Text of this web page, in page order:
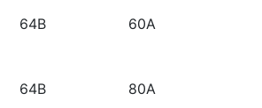
64B 60A
64В 80А